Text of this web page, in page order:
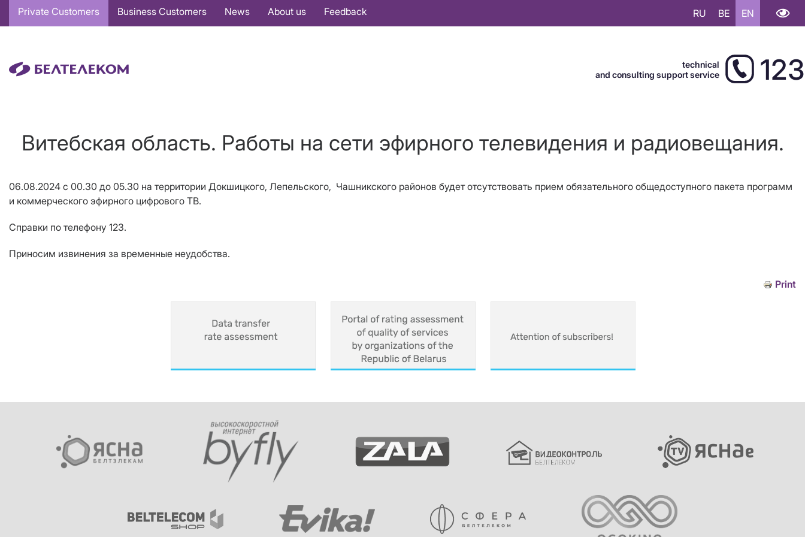
Основная
навигация
Private Customers Business Customers News About us Feedback RU BE EN
technical
and consulting support service
123
Витебская область. Работы на сети эфирного телевидения и радиовещания.
06.08.2024 с 00.30 до 05.30 на территории Докшицкого, Лепельского, Чашникского районов будет отсутствовать прием обязательного общедоступного пакета программ
и коммерческого эфирного цифрового ТВ.
Справки по телефону 123.
Приносим извинения за временные неудобства.
Print